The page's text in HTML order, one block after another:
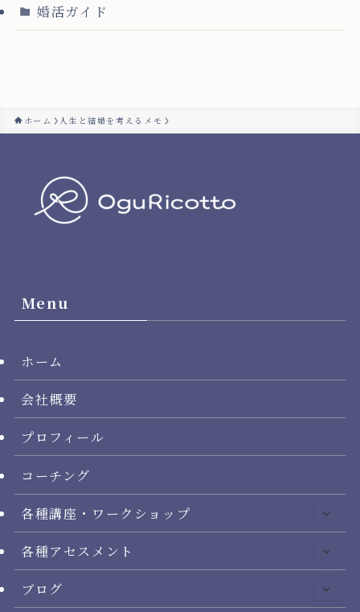
婚活ガイド
ホーム 人生と結婚を考えるメモ
Menu
ホーム
会社概要
プロフィール
コーチング
各種講座・ワークショップ
各種アセスメント
ブログ